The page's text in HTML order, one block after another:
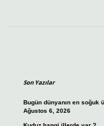
Son Yazılar
Bugün dünyanın en soğuk
Ağustos 6, 2026